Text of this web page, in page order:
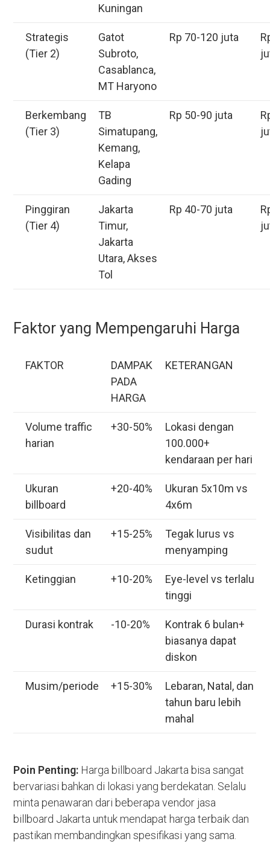
Kuningan
Strategis
(Tier 2)
Gatot
Subroto,
Casablanca,
MT Haryono
Rp 70-120 juta
Berkembang
(Tier 3)
TB
Simatupang,
Kemang,
Kelapa
Gading
Rp 50-90 juta
Pinggiran
(Tier 4)
Jakarta
Timur,
Jakarta
Utara, Akses
Tol
Rp 40-70 juta
Faktor yang Mempengaruhi Harga
FAKTOR
DAMPAK
PADA
HARGA
KETERANGAN
Volume traffic
harian
+30-50%
Lokasi dengan
100.000+
kendaraan per hari
Ukuran
billboard
+20-40%
Ukuran 5x10m vs
4x6m
Visibilitas dan
sudut
+15-25%
Tegak lurus vs
menyamping
Ketinggian +10-20%
Eye-level vs terlalu
tinggi
Durasi kontrak -10-20%
Kontrak 6 bulan+
biasanya dapat
diskon
Musim/periode +15-30%
Lebaran, Natal, dan
tahun baru lebih
mahal
Poin Penting: Harga billboard Jakarta bisa sangat
bervariasi bahkan di lokasi yang berdekatan. Selalu
minta penawaran dari beberapa vendor jasa
billboard Jakarta untuk mendapat harga terbaik dan
pastikan membandingkan spesifikasi yang sama.